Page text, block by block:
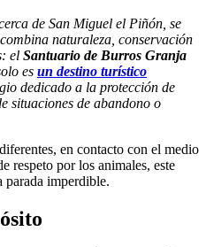
de San Miguel el Piñón, se
naturaleza, conservación
el Santuario de Burros Granja
es un destino turístico
dedicado a la protección de
situaciones de abandono o
en contacto con el medio
respeto por los animales, este
parada imperdible.